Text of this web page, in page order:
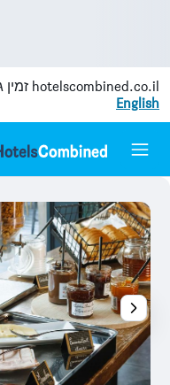
hotelscombined.co.il
English